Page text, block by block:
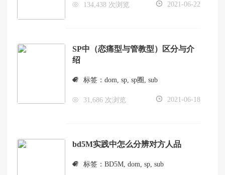
134,438 次浏览 2021-06-22
SP中（恋痛型与管教型）区分与介
绍
标签：dom,sp,sp圈 ,sub
31,686 次浏览 2021-06-18
bd5M实践中怎么分辨对方人品
标签：BD5M,dom,sp,sub